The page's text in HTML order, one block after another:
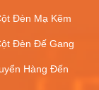
Đèn Mạ Kẽm
Đèn Đế Gang
Hàng Đến